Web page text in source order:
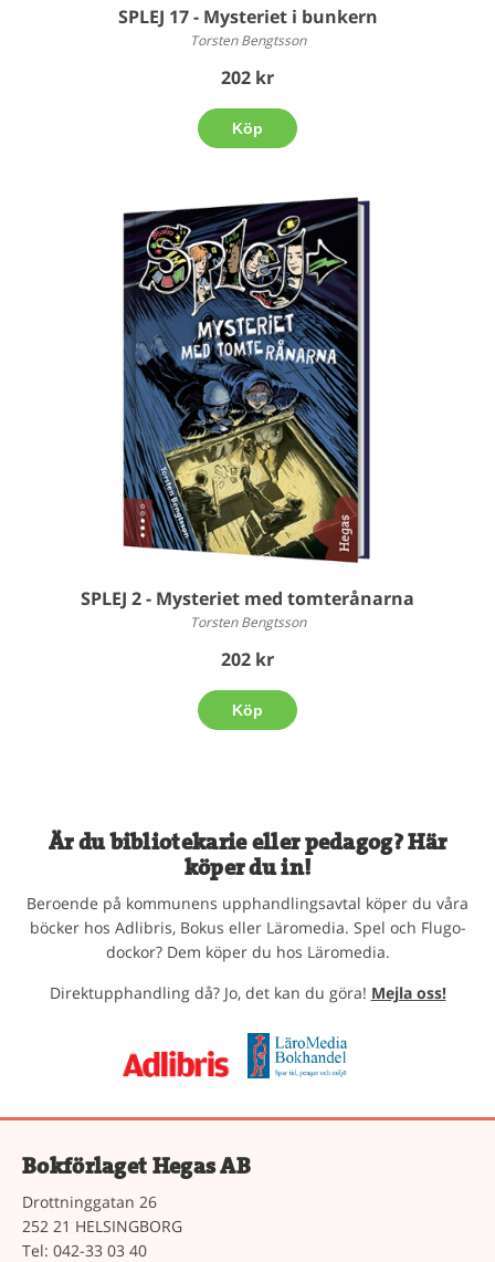
SPLEJ 17 - Mysteriet i bunkern
Torsten Bengtsson
202 kr
Köp
SPLEJ 2 - Mysteriet med tomterånarna
Torsten Bengtsson
202 kr
Köp
Är du bibliotekarie eller pedagog? Här
köper du in!
Beroende på kommunens upphandlingsavtal köper du våra
böcker hos Adlibris, Bokus eller Läromedia. Spel och Flugo-
dockor? Dem köper du hos Läromedia.
Direktupphandling då? Jo, det kan du göra! Mejla oss!
Bokförlaget Hegas AB
Drottninggatan 26
252 21 HELSINGBORG
Tel: 042-33 03 40